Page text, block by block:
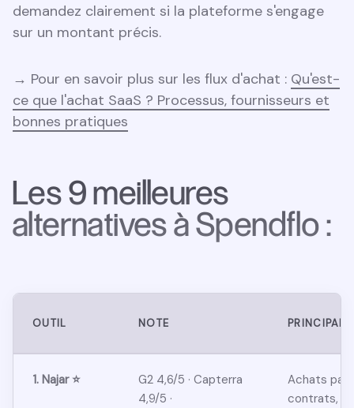
demandez clairement si la plateforme s'engage
sur un montant précis.
→ Pour en savoir plus sur les flux d'achat : Qu'est-
ce que l'achat SaaS ? Processus, fournisseurs et
bonnes pratiques
Les 9 meilleures
alternatives à Spendflo :
OUTIL NOTE
1. Najar ⭐
G2 4,6/5 · Capterra
4,9/5 ·
Achats par
contrats,